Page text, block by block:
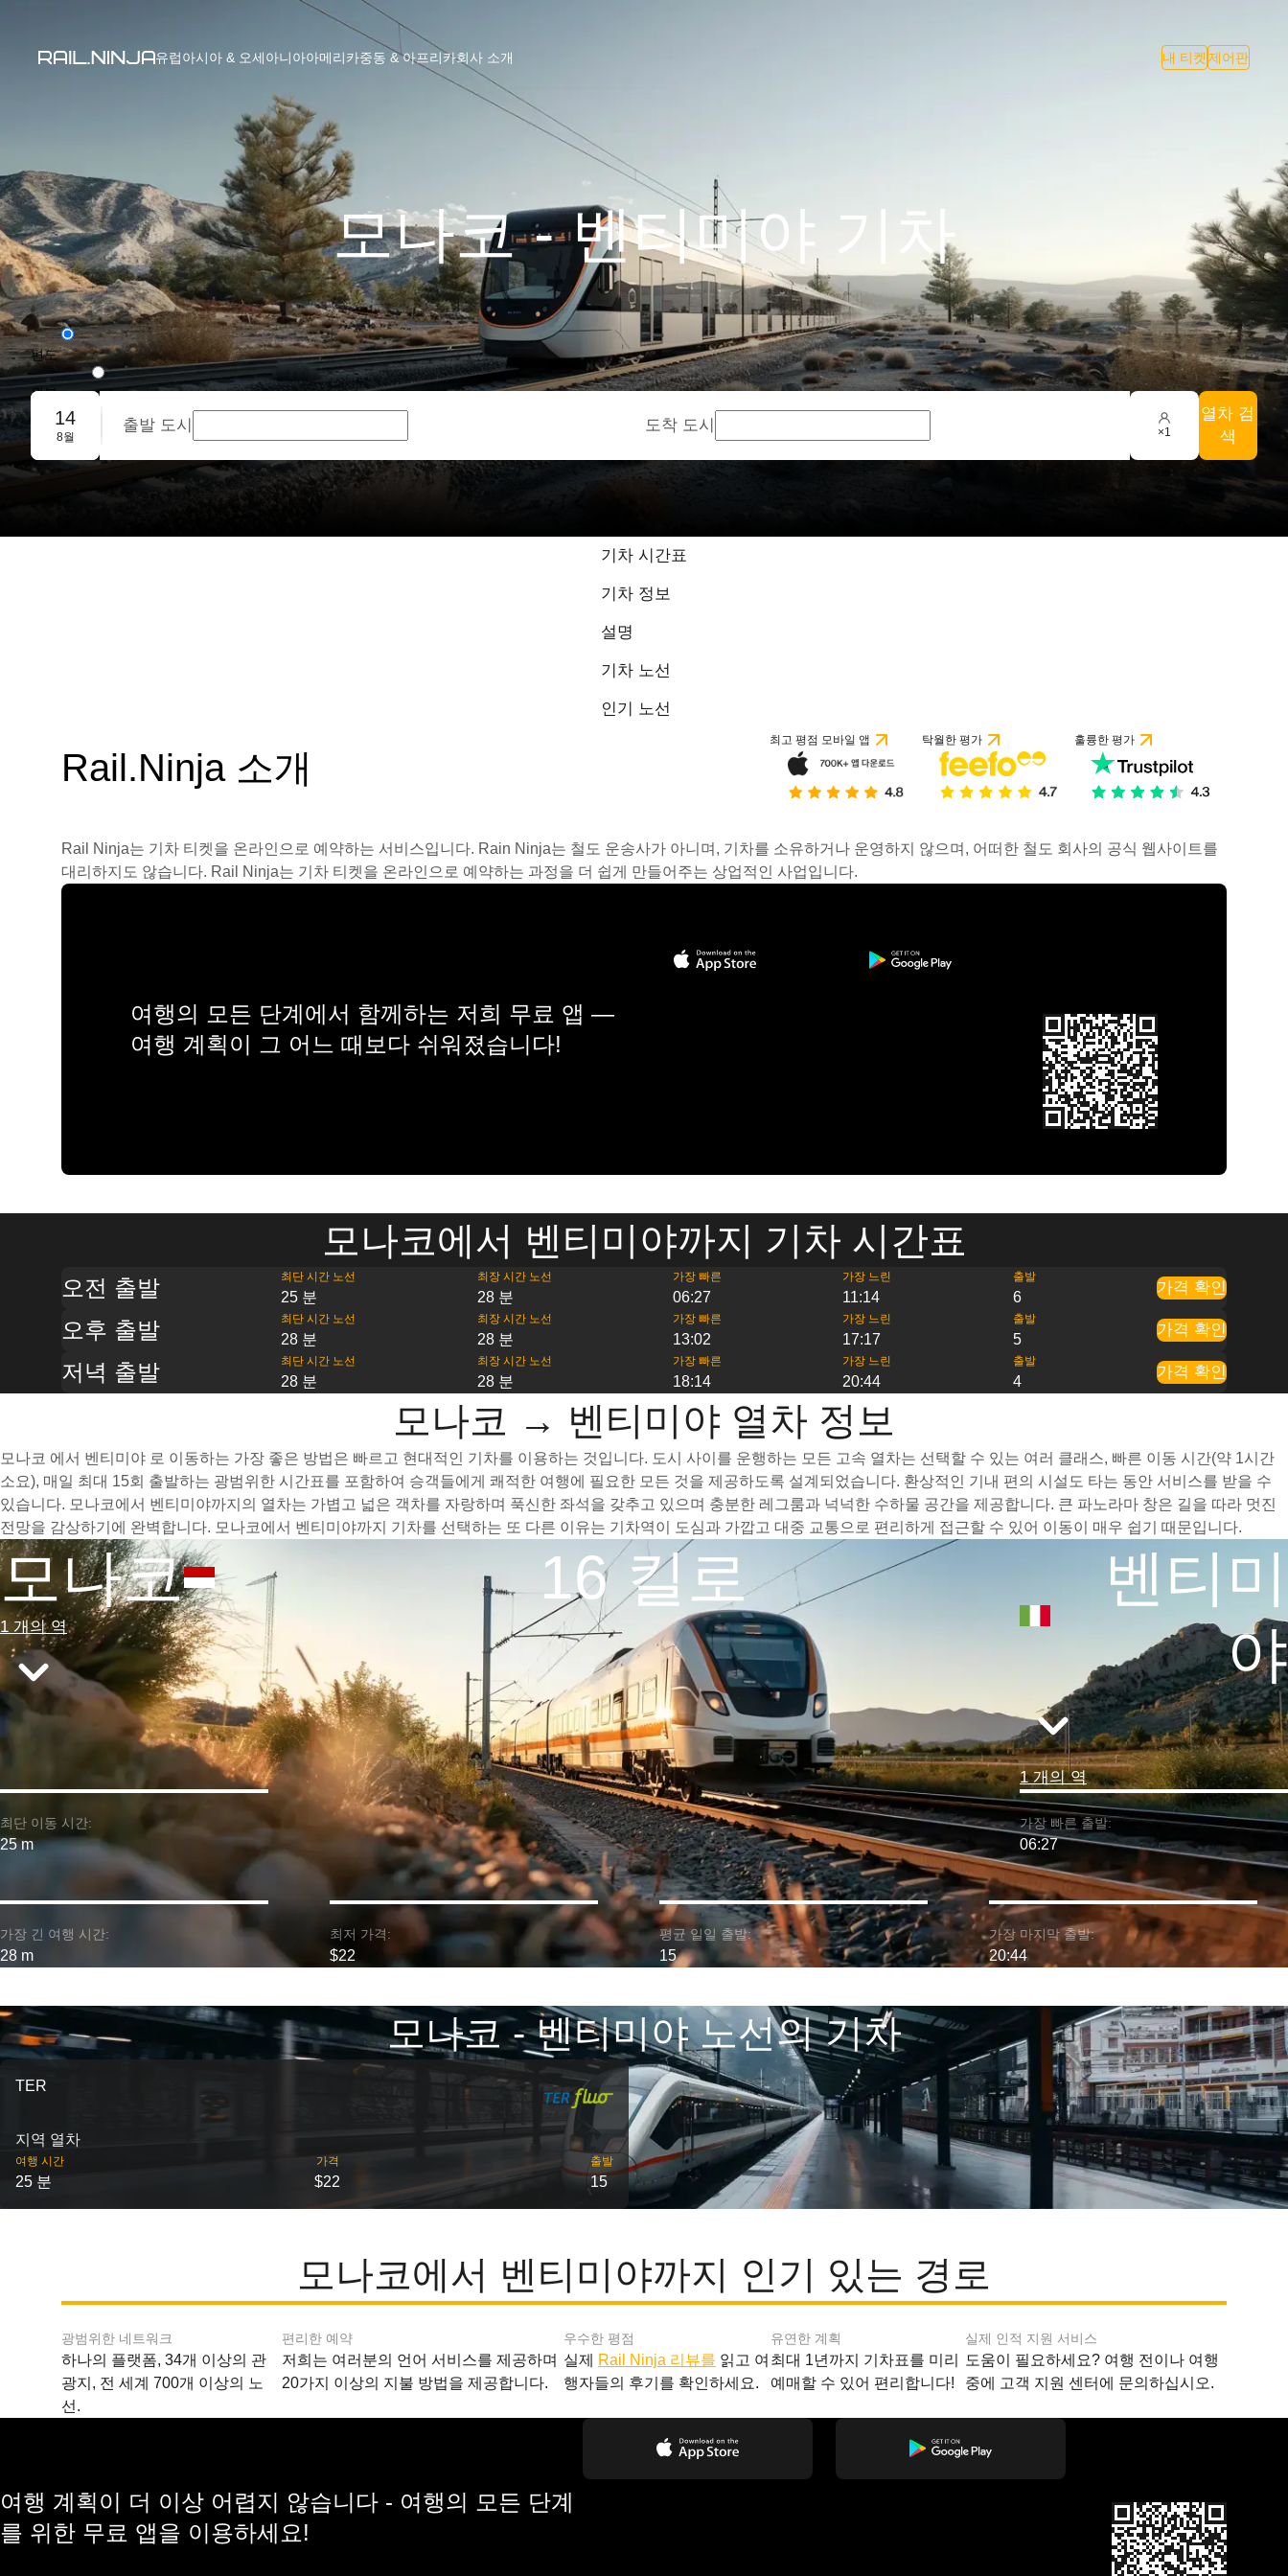
유럽아시아 & 오세아니아아메리카중동 & 아프리카회사 소개 내 티켓 제어판
모나코 - 벤티미야 기차
편도
왕복
단체 예약
14
8월
출발 도시 도착 도시 ×1
열차 검
색
기차 시간표
기차 정보
설명
기차 노선
인기 노선
Rail.Ninja 소개
최고 평점 모바일 앱 탁월한 평가 훌륭한 평가
Rail Ninja는 기차 티켓을 온라인으로 예약하는 서비스입니다. Rain Ninja는 철도 운송사가 아니며, 기차를 소유하거나 운영하지 않으며, 어떠한 철도 회사의 공식 웹사이트를
대리하지도 않습니다. Rail Ninja는 기차 티켓을 온라인으로 예약하는 과정을 더 쉽게 만들어주는 상업적인 사업입니다.
여행의 모든 단계에서 함께하는 저희 무료 앱 —
여행 계획이 그 어느 때보다 쉬워졌습니다!
모나코에서 벤티미야까지 기차 시간표
오전 출발 최단 시간 노선
25 분
최장 시간 노선
28 분
가장 빠른
06:27
가장 느린
11:14
출발
6
가격 확인
오후 출발 최단 시간 노선
28 분
최장 시간 노선
28 분
가장 빠른
13:02
가장 느린
17:17
출발
5
가격 확인
저녁 출발 최단 시간 노선
28 분
최장 시간 노선
28 분
가장 빠른
18:14
가장 느린
20:44
출발
4
가격 확인
모나코 → 벤티미야 열차 정보
모나코 에서 벤티미야 로 이동하는 가장 좋은 방법은 빠르고 현대적인 기차를 이용하는 것입니다. 도시 사이를 운행하는 모든 고속 열차는 선택할 수 있는 여러 클래스, 빠른 이동 시간(약 1시간
소요), 매일 최대 15회 출발하는 광범위한 시간표를 포함하여 승객들에게 쾌적한 여행에 필요한 모든 것을 제공하도록 설계되었습니다. 환상적인 기내 편의 시설도 타는 동안 서비스를 받을 수
있습니다. 모나코에서 벤티미야까지의 열차는 가볍고 넓은 객차를 자랑하며 푹신한 좌석을 갖추고 있으며 충분한 레그룸과 넉넉한 수하물 공간을 제공합니다. 큰 파노라마 창은 길을 따라 멋진
전망을 감상하기에 완벽합니다. 모나코에서 벤티미야까지 기차를 선택하는 또 다른 이유는 기차역이 도심과 가깝고 대중 교통으로 편리하게 접근할 수 있어 이동이 매우 쉽기 때문입니다.
모나코
1 개의 역
16 킬로
벤티미
야
1 개의 역
최단 이동 시간:
25 m
가장 빠른 출발:
06:27
가장 긴 여행 시간:
28 m
최저 가격:
$22
평균 일일 출발:
15
가장 마지막 출발:
20:44
모나코 - 벤티미야 노선의 기차
TER
지역 열차
여행 시간
25 분
가격
$22
출발
15
모나코에서 벤티미야까지 인기 있는 경로
광범위한 네트워크
하나의 플랫폼, 34개 이상의 관
광지, 전 세계 700개 이상의 노
선.
편리한 예약
저희는 여러분의 언어 서비스를 제공하며
20가지 이상의 지불 방법을 제공합니다.
우수한 평점
실제 Rail Ninja 리뷰를 읽고 여
행자들의 후기를 확인하세요.
유연한 계획
최대 1년까지 기차표를 미리
예매할 수 있어 편리합니다!
실제 인적 지원 서비스
도움이 필요하세요? 여행 전이나 여행
중에 고객 지원 센터에 문의하십시오.
여행 계획이 더 이상 어렵지 않습니다 - 여행의 모든 단계
를 위한 무료 앱을 이용하세요!